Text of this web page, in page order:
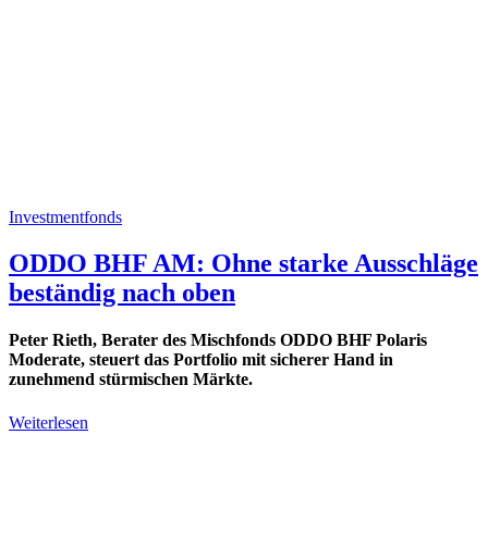
Investmentfonds
ODDO BHF AM: Ohne starke Ausschläge
beständig nach oben
Peter Rieth, Berater des Mischfonds ODDO BHF Polaris
Moderate, steuert das Portfolio mit sicherer Hand in
zunehmend stürmischen Märkte.
Weiterlesen